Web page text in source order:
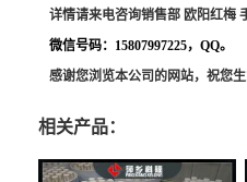
详情请来电咨询销售部 欧阳红梅
微信号码： 15807997225，QQ。
感谢您浏览本公司的网站，祝您生
相关产品：